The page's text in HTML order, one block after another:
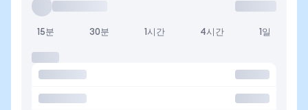
15분 30분 1시간 4시간 1일